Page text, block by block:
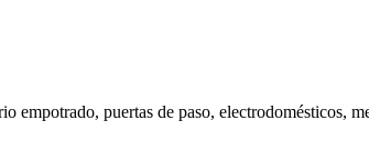
empotrado, puertas de paso, electrodomésticos,